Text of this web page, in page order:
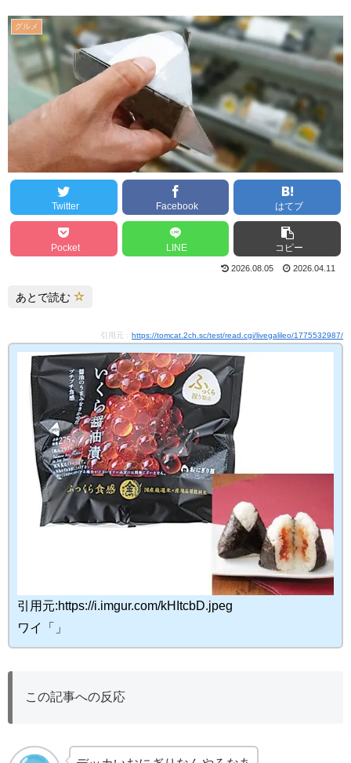
グルメ
Twitter Facebook はてブ
Pocket LINE コピー
2026.08.05 2026.04.11
あとで読む
引用元： https://tomcat.2ch.sc/test/read.cgi/livegalileo/1775532987/
引用元:https://i.imgur.com/kHItcbD.jpeg
ワイ「」
この記事への反応